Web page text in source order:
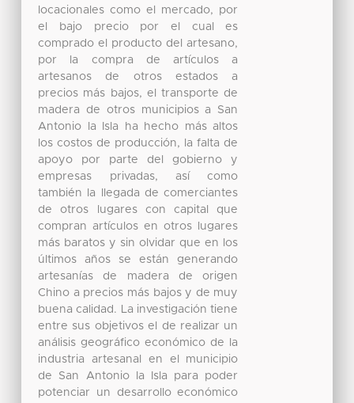
locacionales como el mercado, por
el bajo precio por el cual es
comprado el producto del artesano,
por la compra de artículos a
artesanos de otros estados a
precios más bajos, el transporte de
madera de otros municipios a San
Antonio la Isla ha hecho más altos
los costos de producción, la falta de
apoyo por parte del gobierno y
empresas privadas, así como
también la llegada de comerciantes
de otros lugares con capital que
compran artículos en otros lugares
más baratos y sin olvidar que en los
últimos años se están generando
artesanías de madera de origen
Chino a precios más bajos y de muy
buena calidad. La investigación tiene
entre sus objetivos el de realizar un
análisis geográfico económico de la
industria artesanal en el municipio
de San Antonio la Isla para poder
potenciar un desarrollo económico